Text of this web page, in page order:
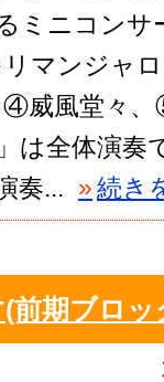
ミニコンサ
マンジャ
④威風堂々
全体演奏
奏... »続き
前期ブロッ